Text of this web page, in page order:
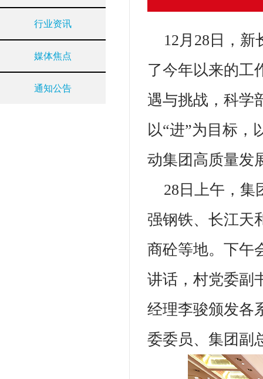
行业资讯
媒体焦点
通知公告
12月28日，
了今年以来的工
遇与挑战，科学
以“进”为目标，
动集团高质量发
28日上午，集
强钢铁、长江天
商砼等地。下午
讲话，村党委副
经理李骏颁发各
委委员、集团副